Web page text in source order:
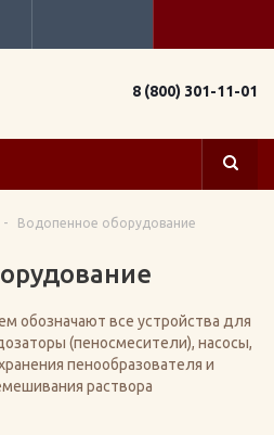
8 (800) 301-11-01
- Водопенное оборудование
обозначают все устройства для
(пеносмесители), насосы,
пенообразователя и
раствора